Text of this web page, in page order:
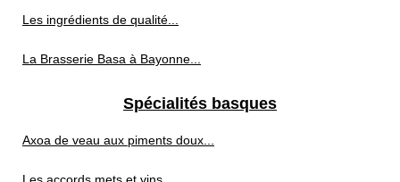
Les ingrédients de qualité...
La Brasserie Basa à Bayonne...
Spécialités basques
Axoa de veau aux piments doux...